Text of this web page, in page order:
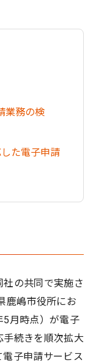
業務の検
た電子申請
の共同で実施さ
鹿嶋市役所にお
5月時点）が電子
手続きを順次拡大
子申請サービス